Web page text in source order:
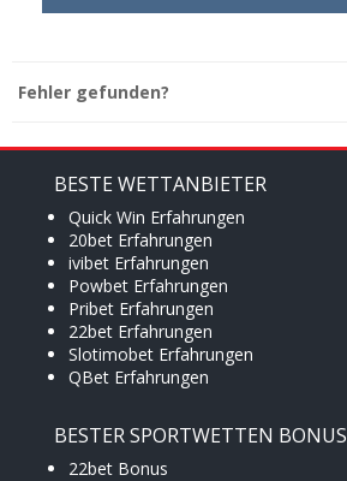
Fehler gefunden?
BESTE WETTANBIETER
Quick Win Erfahrungen
20bet Erfahrungen
ivibet Erfahrungen
Powbet Erfahrungen
Pribet Erfahrungen
22bet Erfahrungen
Slotimobet Erfahrungen
QBet Erfahrungen
BESTER SPORTWETTEN BONUS
22bet Bonus